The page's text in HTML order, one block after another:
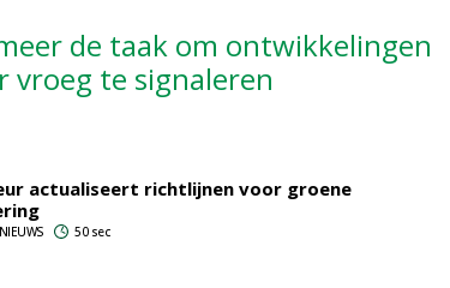
de taak om ontwikkelingen
vroeg te signaleren
actualiseert richtlijnen voor groene
50 sec